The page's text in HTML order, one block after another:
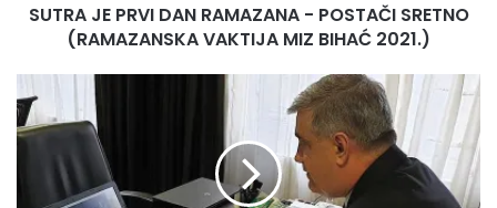
VAKTIJA
SUTRA JE PRVI DAN RAMAZANA - POSTAČI SRETNO
(RAMAZANSKA VAKTIJA MIZ BIHAĆ 2021.)
gradonačelnik
Šuhret
izabran